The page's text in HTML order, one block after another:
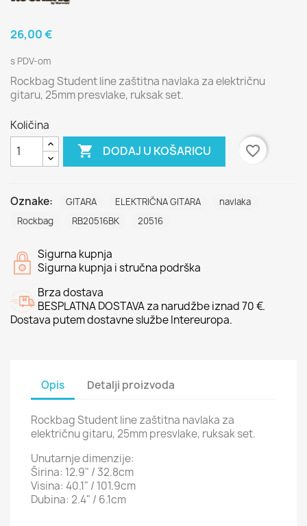
26,00 €
s PDV-om
Rockbag Student line zaštitna navlaka za električnu
gitaru, 25mm presvlake, ruksak set.
Količina
 DODAJ U KOŠARICU favorite_border
Oznake: GITARA ELEKTRIČNA GITARA
navlaka
Rockbag
RB20516BK 20516
Sigurna kupnja
Sigurna kupnja i stručna podrška
Brza dostava
BESPLATNA DOSTAVA za narudžbe iznad 70 €.
Dostava putem dostavne službe Intereuropa.
Opis Detalji proizvoda
Rockbag Student line zaštitna navlaka za
električnu gitaru, 25mm presvlake, ruksak set.
Unutarnje dimenzije:
Širina: 12.9" / 32.8cm
Visina: 40.1" / 101.9cm
Dubina: 2.4" / 6.1cm